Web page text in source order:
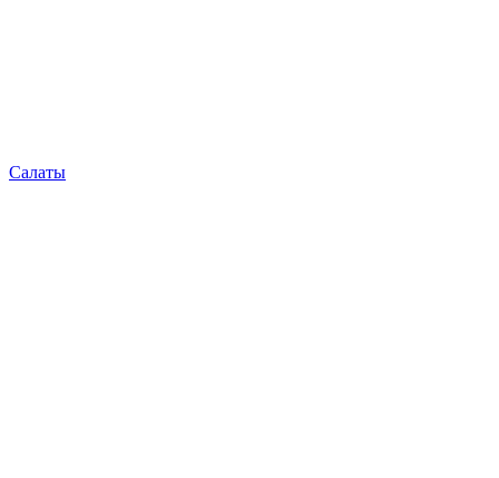
Салаты